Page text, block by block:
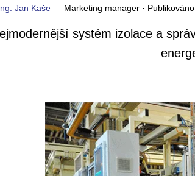
Jan Kaše — Marketing manager · Publikováno
systém izolace a